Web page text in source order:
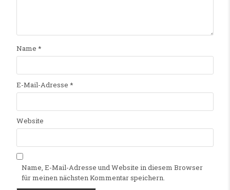
Name *
E-Mail-Adresse *
Website
Name, E-Mail-Adresse und Website in diesem Browser
für meinen nächsten Kommentar speichern.